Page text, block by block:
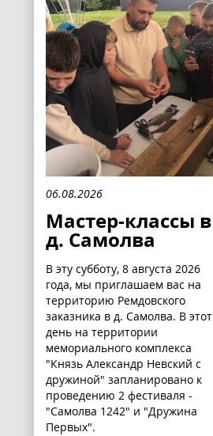
06.08.2026
Мастер-классы в
д. Самолва
В эту субботу, 8 августа 2026
года, мы приглашаем вас на
территорию Ремдовского
заказника в д. Самолва. В этот
день на территории
мемориального комплекса
"Князь Александр Невский с
дружиной" запланировано к
проведению 2 фестиваля -
"Самолва 1242" и "Дружина
Первых".